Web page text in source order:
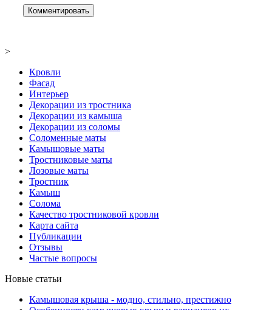
>
Кровли
Фасад
Интерьер
Декорации из тростника
Декорации из камыша
Декорации из соломы
Соломенные маты
Камышовые маты
Тростниковые маты
Лозовые маты
Тростник
Камыш
Солома
Качество тростниковой кровли
Карта сайта
Публикации
Отзывы
Частые вопросы
Новые статьи
Камышовая крыша - модно, стильно, престижно